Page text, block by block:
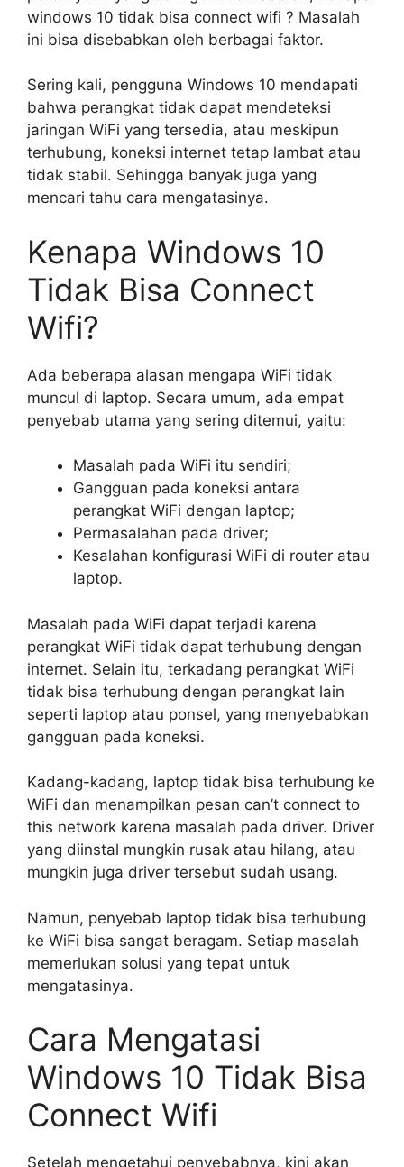
windows 10 tidak bisa connect wifi ? Masalah
ini bisa disebabkan oleh berbagai faktor.
Sering kali, pengguna Windows 10 mendapati
bahwa perangkat tidak dapat mendeteksi
jaringan WiFi yang tersedia, atau meskipun
terhubung, koneksi internet tetap lambat atau
tidak stabil. Sehingga banyak juga yang
mencari tahu cara mengatasinya.
Kenapa Windows 10
Tidak Bisa Connect
Wifi?
Ada beberapa alasan mengapa WiFi tidak
muncul di laptop. Secara umum, ada empat
penyebab utama yang sering ditemui, yaitu:
Masalah pada WiFi itu sendiri;
Gangguan pada koneksi antara
perangkat WiFi dengan laptop;
Permasalahan pada driver;
Kesalahan konfigurasi WiFi di router atau
laptop.
Masalah pada WiFi dapat terjadi karena
perangkat WiFi tidak dapat terhubung dengan
internet. Selain itu, terkadang perangkat WiFi
tidak bisa terhubung dengan perangkat lain
seperti laptop atau ponsel, yang menyebabkan
gangguan pada koneksi.
Kadang-kadang, laptop tidak bisa terhubung ke
WiFi dan menampilkan pesan can’t connect to
this network karena masalah pada driver. Driver
yang diinstal mungkin rusak atau hilang, atau
mungkin juga driver tersebut sudah usang.
Namun, penyebab laptop tidak bisa terhubung
ke WiFi bisa sangat beragam. Setiap masalah
memerlukan solusi yang tepat untuk
mengatasinya.
Cara Mengatasi
Windows 10 Tidak Bisa
Connect Wifi
Setelah mengetahui penyebabnya, kini akan